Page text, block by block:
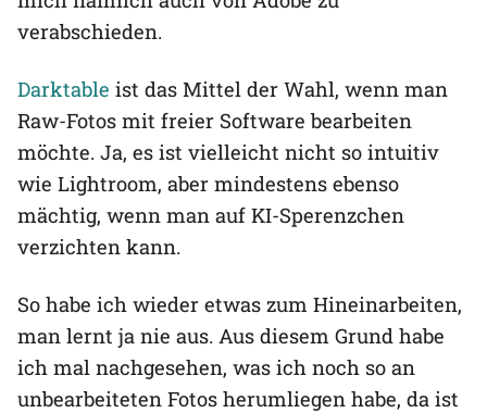
verabschieden.
Darktable ist das Mittel der Wahl, wenn man
Raw-Fotos mit freier Software bearbeiten
möchte. Ja, es ist vielleicht nicht so intuitiv
wie Lightroom, aber mindestens ebenso
mächtig, wenn man auf KI-Sperenzchen
verzichten kann.
So habe ich wieder etwas zum Hineinarbeiten,
man lernt ja nie aus. Aus diesem Grund habe
ich mal nachgesehen, was ich noch so an
unbearbeiteten Fotos herumliegen habe, da ist